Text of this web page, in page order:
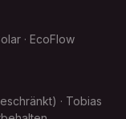
· EcoFlow
· Tobias